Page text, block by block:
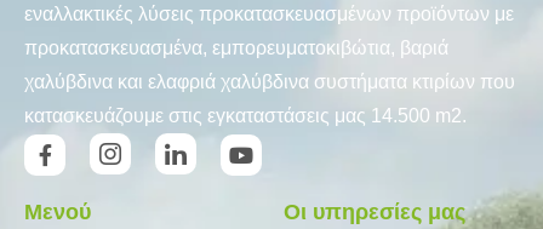
εναλλακτικές λύσεις προκατασκευασμένων προϊόντων με
προκατασκευασμένα, εμπορευματοκιβώτια, βαριά
χαλύβδινα και ελαφριά χαλύβδινα συστήματα κτιρίων που
κατασκευάζουμε στις εγκαταστάσεις μας 14.500 m2.
Μενού Οι υπηρεσίες μας